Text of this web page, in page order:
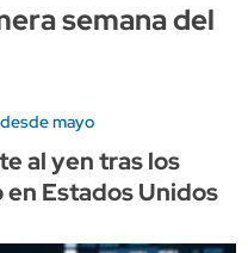
semana del
mayo
al yen tras los
Estados Unidos